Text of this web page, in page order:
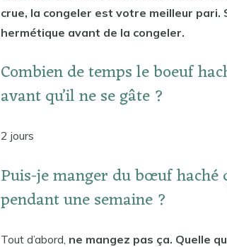
crue, la congeler est votre meilleur pari.
hermétique avant de la congeler.
Combien de temps le boeuf
avant qu’il ne se gâte ?
2 jours
Puis-je manger du bœuf
pendant une semaine ?
Tout d’abord, ne mangez pas ça. Quelle